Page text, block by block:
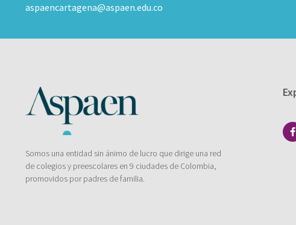
aspaencartagena@aspaen.edu.co
Somos una entidad sin ánimo de lucro que dirige una red
de colegios y preescolares en 9 ciudades de Colombia,
promovidos por padres de familia.